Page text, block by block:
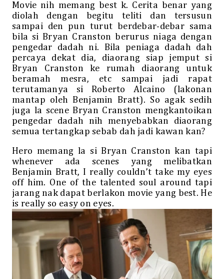
Movie nih memang best k. Cerita benar yang
diolah dengan begitu teliti dan tersusun
sampai den pun turut berdebar-debar sama
bila si Bryan Cranston berurus niaga dengan
pengedar dadah ni. Bila peniaga dadah dah
percaya dekat dia, diaorang siap jemput si
Bryan Cranston ke rumah diaorang untuk
beramah mesra, etc sampai jadi rapat
terutamanya si Roberto Alcaino (lakonan
mantap oleh Benjamin Bratt). So agak sedih
juga la scene Bryan Cranston mengkantoikan
pengedar dadah nih menyebabkan diaorang
semua tertangkap sebab dah jadi kawan kan?
Hero memang la si Bryan Cranston kan tapi
whenever ada scenes yang melibatkan
Benjamin Bratt, I really couldn’t take my eyes
off him. One of the talented soul around tapi
jarang nak dapat berlakon movie yang best. He
is really so easy on eyes.